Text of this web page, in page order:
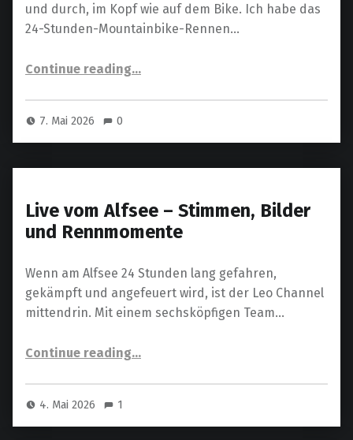
und durch, im Kopf wie auf dem Bike. Ich habe das
24-Stunden-Mountainbike-Rennen…
Continue reading“Beitrag zum 24-Stunden-MTB-Rennen – Wenn Ausdauer mehr bedeutet als Sport”
…
7. Mai 2026 0
Live vom Alfsee – Stimmen, Bilder
und Rennmomente
Wenn am Alfsee 24 Stunden lang gefahren,
gekämpft und angefeuert wird, ist der Leo Channel
mittendrin. Mit einem sechsköpfigen Team…
Continue reading“Live vom Alfsee – Stimmen, Bilder und Rennmomente”
…
4. Mai 2026 1